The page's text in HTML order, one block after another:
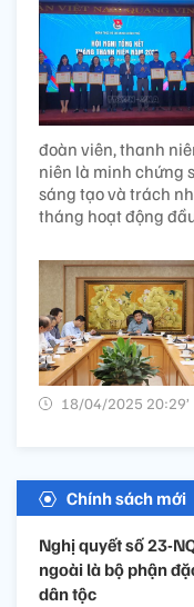
đoàn viên, thanh
niên là minh chứng
sáng tạo và trách
tháng hoạt động
18/04/2025 20:29’
Chính sách mới
Nghị quyết số 23-
ngoài là bộ phận
dân tộc